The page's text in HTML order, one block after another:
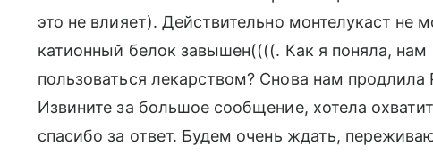
это не влияет). Действительно монтелукаст не
катионный белок завышен((((. Как я поняла, нам
пользоваться лекарством? Снова нам
Извините за большое сообщение, хотела
спасибо за ответ. Будем очень ждать,